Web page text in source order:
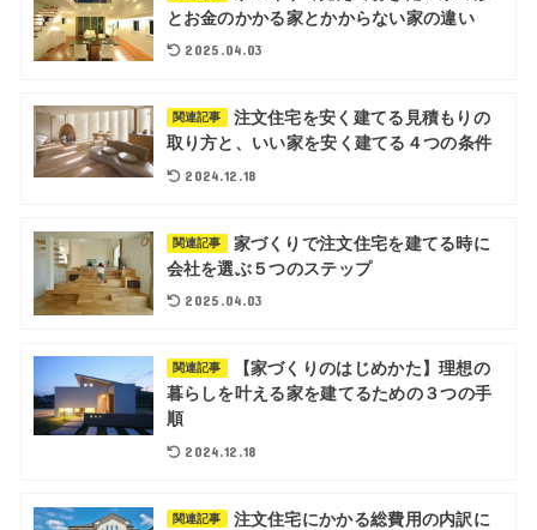
とお金のかかる家とかからない家の違い
2025.04.03
関連記事
注文住宅を安く建てる見積もりの
取り方と、いい家を安く建てる４つの条件
2024.12.18
関連記事
家づくりで注文住宅を建てる時に
会社を選ぶ５つのステップ
2025.04.03
関連記事
【家づくりのはじめかた】理想の
暮らしを叶える家を建てるための３つの手
順
2024.12.18
関連記事
注文住宅にかかる総費用の内訳に